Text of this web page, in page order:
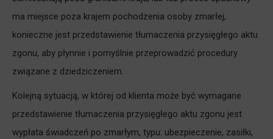
ma miejsce poza krajem pochodzenia osoby zmarłej,
konieczne jest przedstawienie tłumaczenia przysięgłego aktu
zgonu, aby płynnie i pomyślnie przeprowadzić procedury
związane z dziedziczeniem.
Kolejną sytuacją, w której od klienta może być wymagane
przedstawienie tłumaczenia przysięgłego aktu zgonu jest
wypłata świadczeń po zmarłym, typu: ubezpieczenie, zasiłki,